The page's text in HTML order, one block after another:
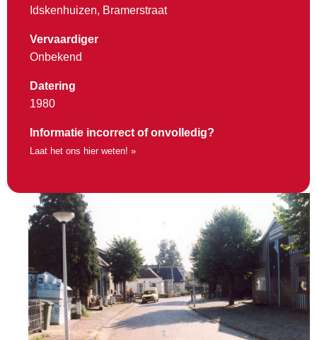
Idskenhuizen, Bramerstraat
Vervaardiger
Onbekend
Datering
1980
Informatie incorrect of onvolledig?
Laat het ons hier weten! »